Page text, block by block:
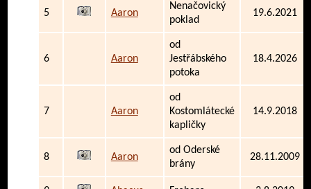
5 Aaron
Nenačovický
poklad
19.6.2021
6 Aaron
od
Jestřábského
potoka
18.4.2026
7 Aaron
od
Kostomlátecké
kapličky
14.9.2018
8 Aaron
od Oderské
brány
28.11.2009